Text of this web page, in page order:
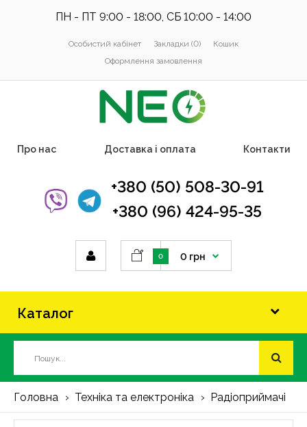
ПН - ПТ 9:00 - 18:00, СБ 10:00 - 14:00
Особистий кабінет Закладки (0)
Кошик
Оформлення замовлення
Про нас Доставка і оплата Контакти
+380 (50) 508-30-91
+380 (96) 424-95-35
0 0 грн
Каталог
Головна Техніка та електроніка Радіоприймачі